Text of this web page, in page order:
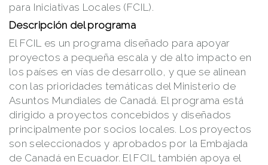
para Iniciativas Locales (FCIL).
Descripción del programa
El FCIL es un programa diseñado para apoyar
proyectos a pequeña escala y de alto impacto en
los países en vías de desarrollo, y que se alinean
con las prioridades temáticas del Ministerio de
Asuntos Mundiales de Canadá. El programa está
dirigido a proyectos concebidos y diseñados
principalmente por socios locales. Los proyectos
son seleccionados y aprobados por la Embajada
de Canadá en Ecuador. El FCIL también apoya el